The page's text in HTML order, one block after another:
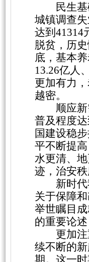
民生
城镇调查
达到41314
脱贫，历
底，基本
13.26亿人
更加有力
越密。
顺应
普及程度
国建设稳
平不断提
水更清、
迹，治安秩
新时
关于保障
举世瞩目
的重要论
更加
续不断的新
期。这一